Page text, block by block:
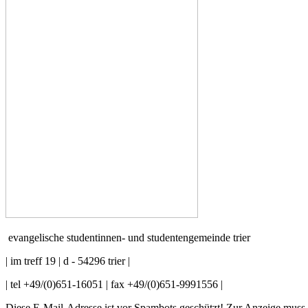
evangelische studentinnen- und studentengemeinde trier
| im treff 19 | d - 54296 trier |
| tel +49/(0)651-16051 | fax +49/(0)651-9991556 |